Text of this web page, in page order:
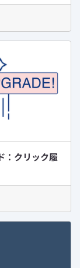
：クリック履